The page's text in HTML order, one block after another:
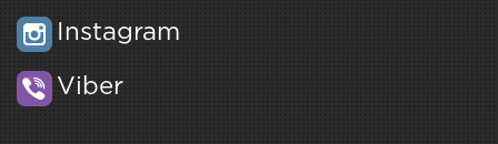
Instagram
Viber